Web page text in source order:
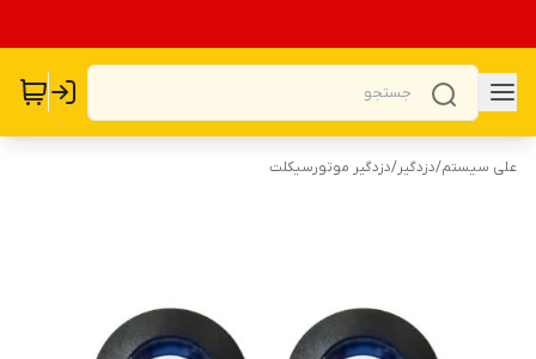
علی سیستم/دزدگیر/دزدگیر موتورسیکلت